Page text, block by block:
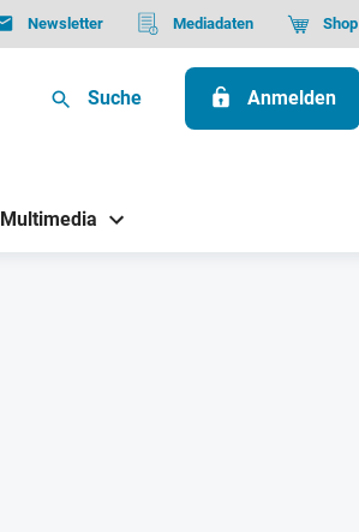
Newsletter Mediadaten Shop
Suche Anmelden
Multimedia